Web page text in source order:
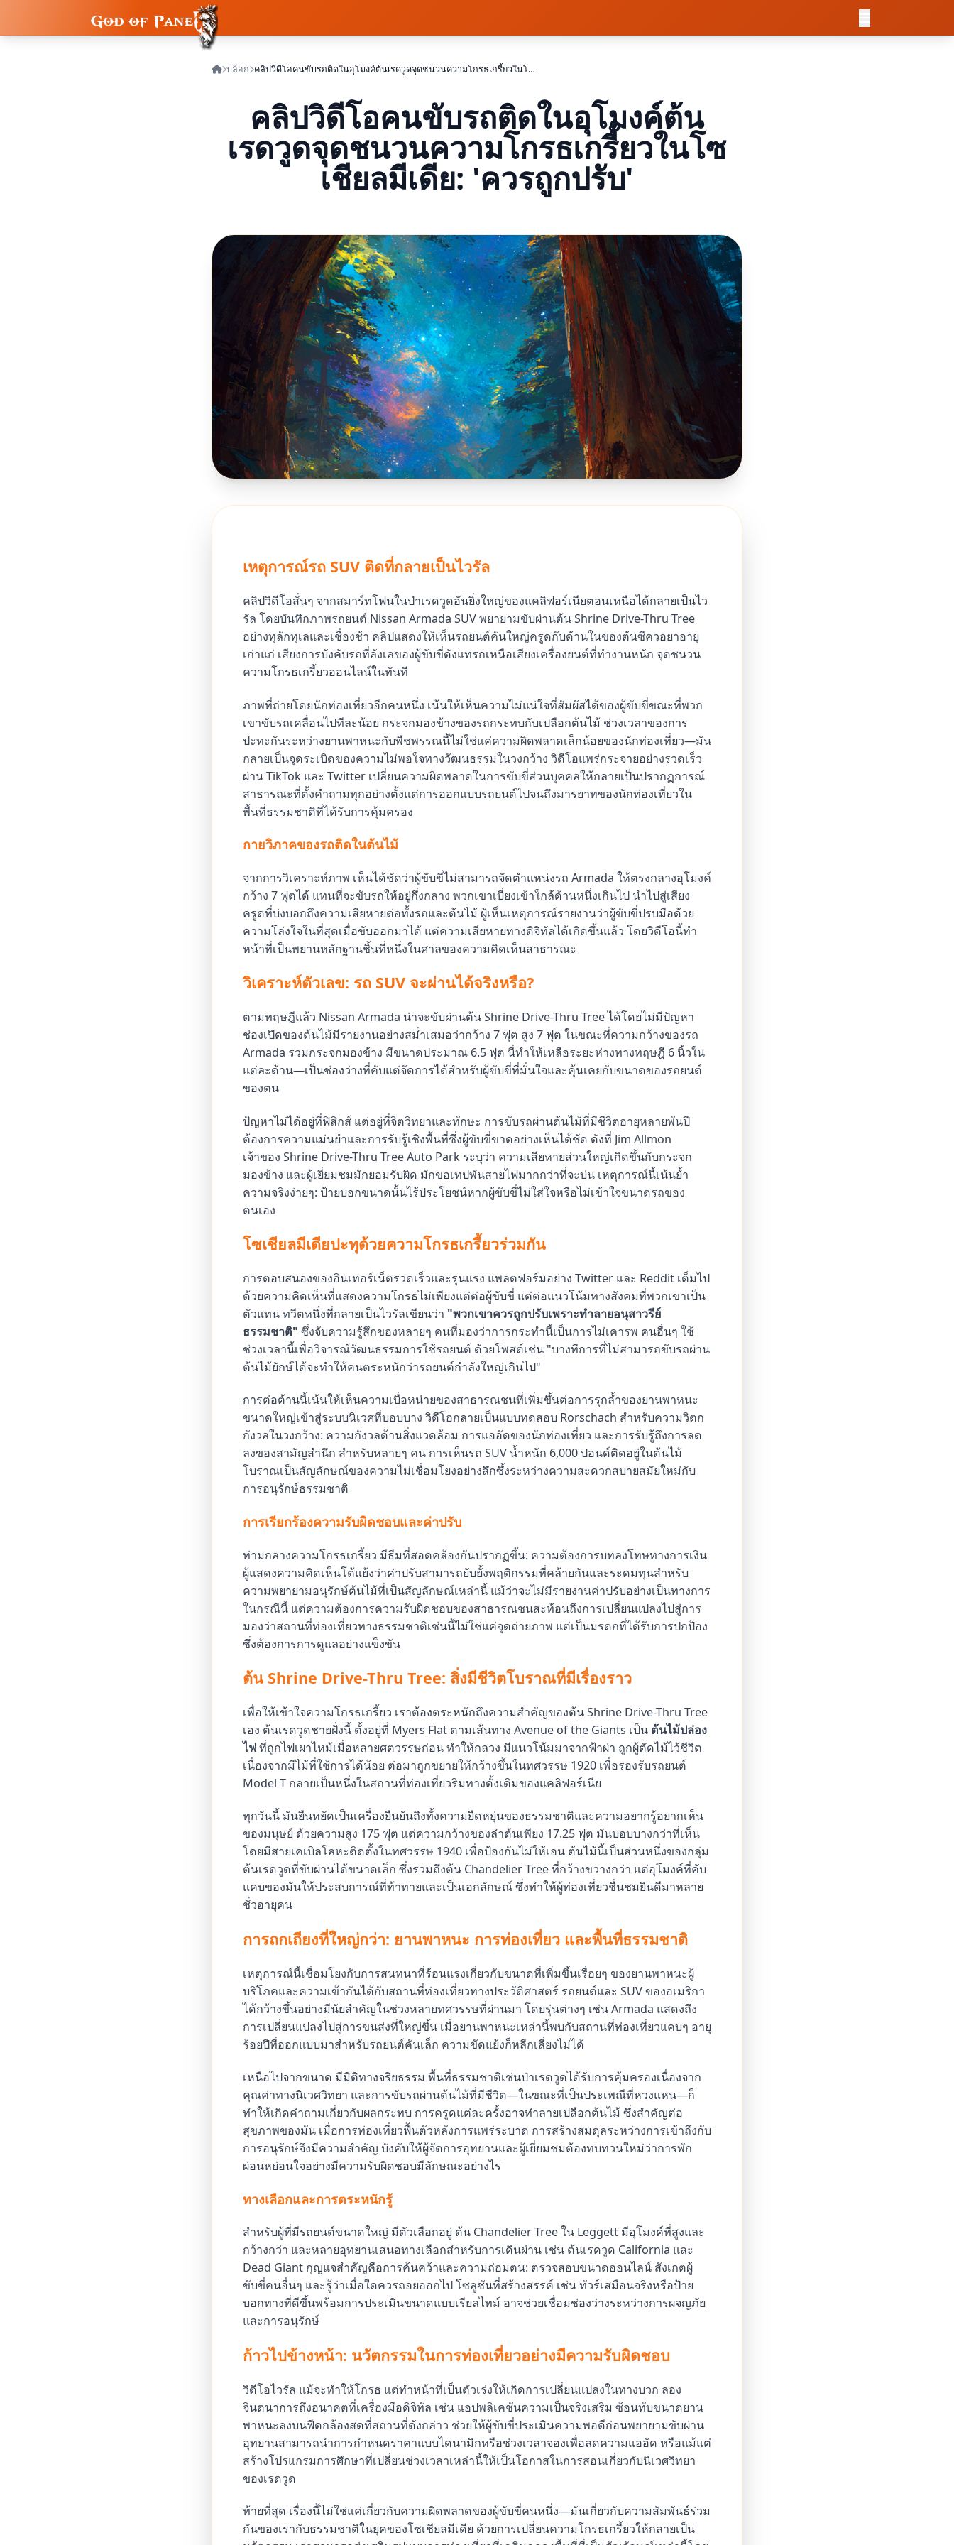
บล็อก คลิปวิดีโอคนขับรถติดในอุโมงค์ต้นเรดวูดจุดชนวนความโกรธเกรี้ยวในโซเชียลมีเดีย: 'ควรถูกปรับ'
คลิปวิดีโอคนขับรถติดในอุโมงค์ต้น
เรดวูดจุดชนวนความโกรธเกรี้ยวในโซ
เชียลมีเดีย: 'ควรถูกปรับ'
เหตุการณ์รถ SUV ติดที่กลายเป็นไวรัล
คลิปวิดีโอสั่นๆ จากสมาร์ทโฟนในป่าเรดวูดอันยิ่งใหญ่ของแคลิฟอร์เนียตอนเหนือได้กลายเป็นไว
รัล โดยบันทึกภาพรถยนต์ Nissan Armada SUV พยายามขับผ่านต้น Shrine Drive-Thru Tree
อย่างทุลักทุเลและเชื่องช้า คลิปแสดงให้เห็นรถยนต์คันใหญ่ครูดกับด้านในของต้นซีควอยาอายุ
เก่าแก่ เสียงการบังคับรถที่ลังเลของผู้ขับขี่ดังแทรกเหนือเสียงเครื่องยนต์ที่ทำงานหนัก จุดชนวน
ความโกรธเกรี้ยวออนไลน์ในทันที
ภาพที่ถ่ายโดยนักท่องเที่ยวอีกคนหนึ่ง เน้นให้เห็นความไม่แน่ใจที่สัมผัสได้ของผู้ขับขี่ขณะที่พวก
เขาขับรถเคลื่อนไปทีละน้อย กระจกมองข้างของรถกระทบกับเปลือกต้นไม้ ช่วงเวลาของการ
ปะทะกันระหว่างยานพาหนะกับพืชพรรณนี้ไม่ใช่แค่ความผิดพลาดเล็กน้อยของนักท่องเที่ยว—มัน
กลายเป็นจุดระเบิดของความไม่พอใจทางวัฒนธรรมในวงกว้าง วิดีโอแพร่กระจายอย่างรวดเร็ว
ผ่าน TikTok และ Twitter เปลี่ยนความผิดพลาดในการขับขี่ส่วนบุคคลให้กลายเป็นปรากฏการณ์
สาธารณะที่ตั้งคำถามทุกอย่างตั้งแต่การออกแบบรถยนต์ไปจนถึงมารยาทของนักท่องเที่ยวใน
พื้นที่ธรรมชาติที่ได้รับการคุ้มครอง
กายวิภาคของรถติดในต้นไม้
จากการวิเคราะห์ภาพ เห็นได้ชัดว่าผู้ขับขี่ไม่สามารถจัดตำแหน่งรถ Armada ให้ตรงกลางอุโมงค์
กว้าง 7 ฟุตได้ แทนที่จะขับรถให้อยู่กึ่งกลาง พวกเขาเบี่ยงเข้าใกล้ด้านหนึ่งเกินไป นำไปสู่เสียง
ครูดที่บ่งบอกถึงความเสียหายต่อทั้งรถและต้นไม้ ผู้เห็นเหตุการณ์รายงานว่าผู้ขับขี่ปรบมือด้วย
ความโล่งใจในที่สุดเมื่อขับออกมาได้ แต่ความเสียหายทางดิจิทัลได้เกิดขึ้นแล้ว โดยวิดีโอนี้ทำ
หน้าที่เป็นพยานหลักฐานชิ้นที่หนึ่งในศาลของความคิดเห็นสาธารณะ
วิเคราะห์ตัวเลข: รถ SUV จะผ่านได้จริงหรือ?
ตามทฤษฎีแล้ว Nissan Armada น่าจะขับผ่านต้น Shrine Drive-Thru Tree ได้โดยไม่มีปัญหา
ช่องเปิดของต้นไม้มีรายงานอย่างสม่ำเสมอว่ากว้าง 7 ฟุต สูง 7 ฟุต ในขณะที่ความกว้างของรถ
Armada รวมกระจกมองข้าง มีขนาดประมาณ 6.5 ฟุต นี่ทำให้เหลือระยะห่างทางทฤษฎี 6 นิ้วใน
แต่ละด้าน—เป็นช่องว่างที่คับแต่จัดการได้สำหรับผู้ขับขี่ที่มั่นใจและคุ้นเคยกับขนาดของรถยนต์
ของตน
ปัญหาไม่ได้อยู่ที่ฟิสิกส์ แต่อยู่ที่จิตวิทยาและทักษะ การขับรถผ่านต้นไม้ที่มีชีวิตอายุหลายพันปี
ต้องการความแม่นยำและการรับรู้เชิงพื้นที่ซึ่งผู้ขับขี่ขาดอย่างเห็นได้ชัด ดังที่ Jim Allmon
เจ้าของ Shrine Drive-Thru Tree Auto Park ระบุว่า ความเสียหายส่วนใหญ่เกิดขึ้นกับกระจก
มองข้าง และผู้เยี่ยมชมมักยอมรับผิด มักขอเทปพันสายไฟมากกว่าที่จะบ่น เหตุการณ์นี้เน้นย้ำ
ความจริงง่ายๆ: ป้ายบอกขนาดนั้นไร้ประโยชน์หากผู้ขับขี่ไม่ใส่ใจหรือไม่เข้าใจขนาดรถของ
ตนเอง
โซเชียลมีเดียปะทุด้วยความโกรธเกรี้ยวร่วมกัน
การตอบสนองของอินเทอร์เน็ตรวดเร็วและรุนแรง แพลตฟอร์มอย่าง Twitter และ Reddit เต็มไป
ด้วยความคิดเห็นที่แสดงความโกรธไม่เพียงแต่ต่อผู้ขับขี่ แต่ต่อแนวโน้มทางสังคมที่พวกเขาเป็น
ตัวแทน ทวีตหนึ่งที่กลายเป็นไวรัลเขียนว่า "พวกเขาควรถูกปรับเพราะทำลายอนุสาวรีย์
ธรรมชาติ" ซึ่งจับความรู้สึกของหลายๆ คนที่มองว่าการกระทำนี้เป็นการไม่เคารพ คนอื่นๆ ใช้
ช่วงเวลานี้เพื่อวิจารณ์วัฒนธรรมการใช้รถยนต์ ด้วยโพสต์เช่น "บางทีการที่ไม่สามารถขับรถผ่าน
ต้นไม้ยักษ์ได้จะทำให้คนตระหนักว่ารถยนต์กำลังใหญ่เกินไป"
การต่อต้านนี้เน้นให้เห็นความเบื่อหน่ายของสาธารณชนที่เพิ่มขึ้นต่อการรุกล้ำของยานพาหนะ
ขนาดใหญ่เข้าสู่ระบบนิเวศที่บอบบาง วิดีโอกลายเป็นแบบทดสอบ Rorschach สำหรับความวิตก
กังวลในวงกว้าง: ความกังวลด้านสิ่งแวดล้อม การแออัดของนักท่องเที่ยว และการรับรู้ถึงการลด
ลงของสามัญสำนึก สำหรับหลายๆ คน การเห็นรถ SUV น้ำหนัก 6,000 ปอนด์ติดอยู่ในต้นไม้
โบราณเป็นสัญลักษณ์ของความไม่เชื่อมโยงอย่างลึกซึ้งระหว่างความสะดวกสบายสมัยใหม่กับ
การอนุรักษ์ธรรมชาติ
การเรียกร้องความรับผิดชอบและค่าปรับ
ท่ามกลางความโกรธเกรี้ยว มีธีมที่สอดคล้องกันปรากฏขึ้น: ความต้องการบทลงโทษทางการเงิน
ผู้แสดงความคิดเห็นโต้แย้งว่าค่าปรับสามารถยับยั้งพฤติกรรมที่คล้ายกันและระดมทุนสำหรับ
ความพยายามอนุรักษ์ต้นไม้ที่เป็นสัญลักษณ์เหล่านี้ แม้ว่าจะไม่มีรายงานค่าปรับอย่างเป็นทางการ
ในกรณีนี้ แต่ความต้องการความรับผิดชอบของสาธารณชนสะท้อนถึงการเปลี่ยนแปลงไปสู่การ
มองว่าสถานที่ท่องเที่ยวทางธรรมชาติเช่นนี้ไม่ใช่แค่จุดถ่ายภาพ แต่เป็นมรดกที่ได้รับการปกป้อง
ซึ่งต้องการการดูแลอย่างแข็งขัน
ต้น Shrine Drive-Thru Tree: สิ่งมีชีวิตโบราณที่มีเรื่องราว
เพื่อให้เข้าใจความโกรธเกรี้ยว เราต้องตระหนักถึงความสำคัญของต้น Shrine Drive-Thru Tree
เอง ต้นเรดวูดชายฝั่งนี้ ตั้งอยู่ที่ Myers Flat ตามเส้นทาง Avenue of the Giants เป็น ต้นไม้ปล่อง
ไฟที่ถูกไฟเผาไหม้เมื่อหลายศตวรรษก่อน ทำให้กลวง มีแนวโน้มมาจากฟ้าผ่า ถูกผู้ตัดไม้ไว้ชีวิต
เนื่องจากมีไม้ที่ใช้การได้น้อย ต่อมาถูกขยายให้กว้างขึ้นในทศวรรษ 1920 เพื่อรองรับรถยนต์
Model T กลายเป็นหนึ่งในสถานที่ท่องเที่ยวริมทางดั้งเดิมของแคลิฟอร์เนีย
ทุกวันนี้ มันยืนหยัดเป็นเครื่องยืนยันถึงทั้งความยืดหยุ่นของธรรมชาติและความอยากรู้อยากเห็น
ของมนุษย์ ด้วยความสูง 175 ฟุต แต่ความกว้างของลำต้นเพียง 17.25 ฟุต มันบอบบางกว่าที่เห็น
โดยมีสายเคเบิลโลหะติดตั้งในทศวรรษ 1940 เพื่อป้องกันไม่ให้เอน ต้นไม้นี้เป็นส่วนหนึ่งของกลุ่ม
ต้นเรดวูดที่ขับผ่านได้ขนาดเล็ก ซึ่งรวมถึงต้น Chandelier Tree ที่กว้างขวางกว่า แต่อุโมงค์ที่คับ
แคบของมันให้ประสบการณ์ที่ท้าทายและเป็นเอกลักษณ์ ซึ่งทำให้ผู้ท่องเที่ยวชื่นชมยินดีมาหลาย
ชั่วอายุคน
การถกเถียงที่ใหญ่กว่า: ยานพาหนะ การท่องเที่ยว และพื้นที่ธรรมชาติ
เหตุการณ์นี้เชื่อมโยงกับการสนทนาที่ร้อนแรงเกี่ยวกับขนาดที่เพิ่มขึ้นเรื่อยๆ ของยานพาหนะผู้
บริโภคและความเข้ากันได้กับสถานที่ท่องเที่ยวทางประวัติศาสตร์ รถยนต์และ SUV ของอเมริกา
ได้กว้างขึ้นอย่างมีนัยสำคัญในช่วงหลายทศวรรษที่ผ่านมา โดยรุ่นต่างๆ เช่น Armada แสดงถึง
การเปลี่ยนแปลงไปสู่การขนส่งที่ใหญ่ขึ้น เมื่อยานพาหนะเหล่านี้พบกับสถานที่ท่องเที่ยวแคบๆ อายุ
ร้อยปีที่ออกแบบมาสำหรับรถยนต์คันเล็ก ความขัดแย้งก็หลีกเลี่ยงไม่ได้
เหนือไปจากขนาด มีมิติทางจริยธรรม พื้นที่ธรรมชาติเช่นป่าเรดวูดได้รับการคุ้มครองเนื่องจาก
คุณค่าทางนิเวศวิทยา และการขับรถผ่านต้นไม้ที่มีชีวิต—ในขณะที่เป็นประเพณีที่หวงแหน—ก็
ทำให้เกิดคำถามเกี่ยวกับผลกระทบ การครูดแต่ละครั้งอาจทำลายเปลือกต้นไม้ ซึ่งสำคัญต่อ
สุขภาพของมัน เมื่อการท่องเที่ยวฟื้นตัวหลังการแพร่ระบาด การสร้างสมดุลระหว่างการเข้าถึงกับ
การอนุรักษ์จึงมีความสำคัญ บังคับให้ผู้จัดการอุทยานและผู้เยี่ยมชมต้องทบทวนใหม่ว่าการพัก
ผ่อนหย่อนใจอย่างมีความรับผิดชอบมีลักษณะอย่างไร
ทางเลือกและการตระหนักรู้
สำหรับผู้ที่มีรถยนต์ขนาดใหญ่ มีตัวเลือกอยู่ ต้น Chandelier Tree ใน Leggett มีอุโมงค์ที่สูงและ
กว้างกว่า และหลายอุทยานเสนอทางเลือกสำหรับการเดินผ่าน เช่น ต้นเรดวูด California และ
Dead Giant กุญแจสำคัญคือการค้นคว้าและความถ่อมตน: ตรวจสอบขนาดออนไลน์ สังเกตผู้
ขับขี่คนอื่นๆ และรู้ว่าเมื่อใดควรถอยออกไป โซลูชันที่สร้างสรรค์ เช่น ทัวร์เสมือนจริงหรือป้าย
บอกทางที่ดีขึ้นพร้อมการประเมินขนาดแบบเรียลไทม์ อาจช่วยเชื่อมช่องว่างระหว่างการผจญภัย
และการอนุรักษ์
ก้าวไปข้างหน้า: นวัตกรรมในการท่องเที่ยวอย่างมีความรับผิดชอบ
วิดีโอไวรัล แม้จะทำให้โกรธ แต่ทำหน้าที่เป็นตัวเร่งให้เกิดการเปลี่ยนแปลงในทางบวก ลอง
จินตนาการถึงอนาคตที่เครื่องมือดิจิทัล เช่น แอปพลิเคชันความเป็นจริงเสริม ซ้อนทับขนาดยาน
พาหนะลงบนฟีดกล้องสดที่สถานที่ดังกล่าว ช่วยให้ผู้ขับขี่ประเมินความพอดีก่อนพยายามขับผ่าน
อุทยานสามารถนำการกำหนดราคาแบบไดนามิกหรือช่วงเวลาจองเพื่อลดความแออัด หรือแม้แต่
สร้างโปรแกรมการศึกษาที่เปลี่ยนช่วงเวลาเหล่านี้ให้เป็นโอกาสในการสอนเกี่ยวกับนิเวศวิทยา
ของเรดวูด
ท้ายที่สุด เรื่องนี้ไม่ใช่แค่เกี่ยวกับความผิดพลาดของผู้ขับขี่คนหนึ่ง—มันเกี่ยวกับความสัมพันธ์ร่วม
กันของเรากับธรรมชาติในยุคของโซเชียลมีเดีย ด้วยการเปลี่ยนความโกรธเกรี้ยวให้กลายเป็น